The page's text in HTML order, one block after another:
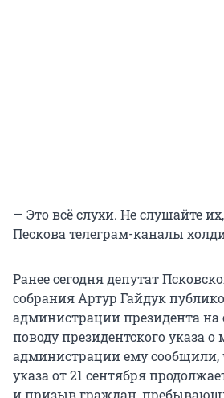
— Это всё слухи. Не слушайте
Пескова телеграм-каналы
Ранее сегодня депутат
собрания Артур Гайдук
администрации президента на
поводу президентского указа
администрации ему сообщили,
указа от 21 сентября
и призыв граждан,